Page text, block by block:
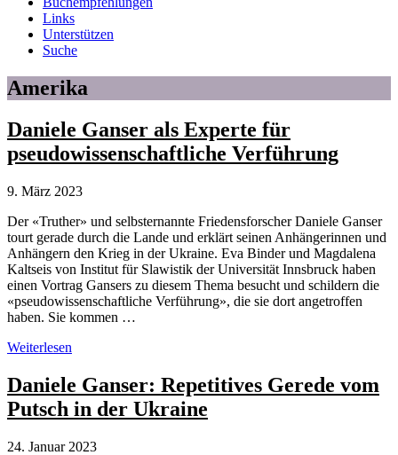
konspirationistischen
Denkens
Links
Unterstützen
Suche
Amerika
Daniele Ganser als Experte für
pseudowissenschaftliche Verführung
9. März 2023
Der «Truther» und selbsternannte Friedensforscher Daniele Ganser
tourt gerade durch die Lande und erklärt seinen Anhängerinnen und
Anhängern den Krieg in der Ukraine. Eva Binder und Magdalena
Kaltseis von Institut für Slawistik der Universität Innsbruck haben
einen Vortrag Gansers zu diesem Thema besucht und schildern die
«pseudowissenschaftliche Verführung», die sie dort angetroffen
haben. Sie kommen …
Daniele
als
Experte
für
Verführung
Weiterlesen
Daniele Ganser: Repetitives Gerede vom
Putsch in der Ukraine
24. Januar 2023